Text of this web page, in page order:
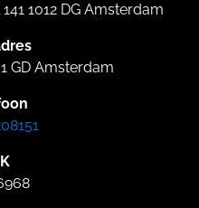
1012 DG Amsterdam
GD Amsterdam